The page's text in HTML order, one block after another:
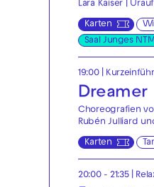
Lara Kaiser |
Karten
Saal Junges
19:00 |
Dreamer
Choreografien
Rubén Julliard
Karten
20:00 - 21:35|